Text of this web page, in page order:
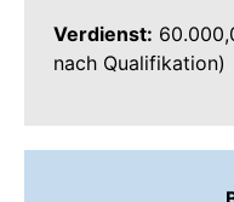
Verdienst:
nach Qualifikation)